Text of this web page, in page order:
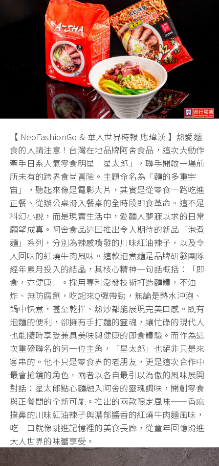
【 NeoFashionGo & 華人世界時報 應瑋漢 】熱愛麵
食的人請注意！台灣在地品牌阿舍食品，這次大動作
牽手日系人氣零食明星「星太郎」，聯手開啟一場前
所未有的跨界食尚冒險。主題命名為「麵的多重宇
宙」，聽起來像是電影大片，其實是從零食一路吃進
正餐、從辦公桌滑入餐桌的全時段即食革命。這不是
科幻小說，而是現實生活中，愛麵人夢寐以求的日常
願望成真。阿舍食品這回推出令人期待的新品「泡煮
麵」系列，分別為辣感噴發的川味紅油辣子，以及令
人回味的紅燒牛肉風味。這款泡煮麵是品牌研發團隊
經年累月投入的結晶，其核心精神一句話概括：「即
食，亦健康」。採用專利澎發技術打造麵體，不油
炸、無防腐劑，吃起來Q彈帶勁，無論是熱水沖泡、
鍋中快煮，甚至乾拌、熱炒都能展現完美口感。既有
泡麵的便利，卻擁有手打麵的靈魂，讓忙碌的現代人
也能隨時享受兼具美味與健康的即食體驗。而作為這
次重磅聯名的另一位主角，「星太郎」也絕非只是來
客串的。他不只是零食界的老朋友，更是這次合作中
最會搶鏡的角色。兩者以各自最引以為傲的風味展開
對話：星太郎點心麵融入阿舍的靈魂調味，開創零食
與正餐間的全新可能。推出的兩款限定風味——香麻
撲鼻的川味紅油辣子與濃郁醬香的紅燒牛肉麵風味，
吃一口就像跳進記憶裡的美食長廊，從童年回憶滑進
大人世界的味蕾享受。